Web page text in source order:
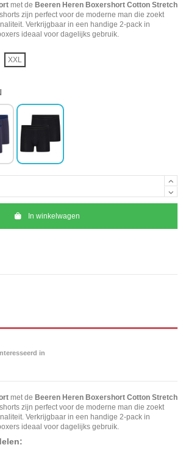
met de Beeren Heren Boxershort Cotton Stretch
zijn perfect voor de moderne man die zoekt
Verkrijgbaar in een handige 2-pack in
ideaal voor dagelijks gebruik.
XXL
In winkelwagen
in
met de Beeren Heren Boxershort Cotton Stretch
zijn perfect voor de moderne man die zoekt
Verkrijgbaar in een handige 2-pack in
ideaal voor dagelijks gebruik.